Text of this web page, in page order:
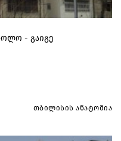
- გაიგე
თბილისის ანატომია